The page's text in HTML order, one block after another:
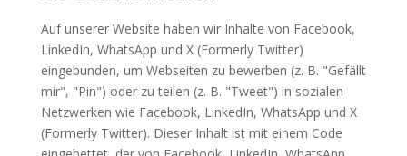
Auf unserer Website haben wir Inhalte von Facebook,
LinkedIn, WhatsApp und X (Formerly Twitter)
eingebunden, um Webseiten zu bewerben (z. B. "Gefällt
mir", "Pin") oder zu teilen (z. B. "Tweet") in sozialen
Netzwerken wie Facebook, LinkedIn, WhatsApp und X
(Formerly Twitter). Dieser Inhalt ist mit einem Code